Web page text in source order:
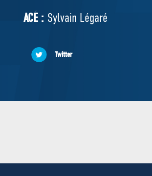
Cabinet fantôme
Exécutif national
BOUTIQUE
ACÉ : Sylvain Légaré
Twitter